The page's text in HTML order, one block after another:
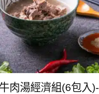
肉湯經濟組(6包入)-